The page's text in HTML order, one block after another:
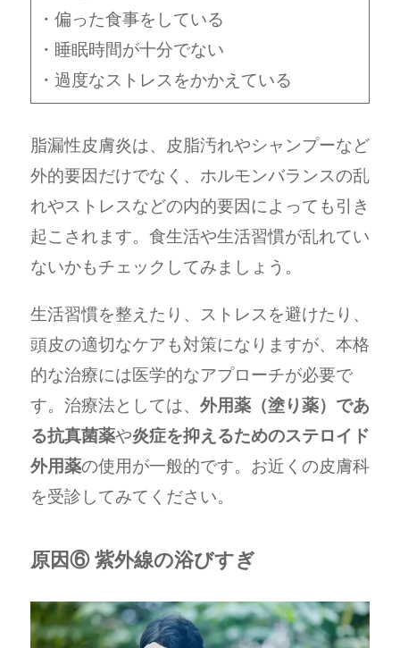
・偏った食事をしている
・睡眠時間が十分でない
・過度なストレスをかかえている
脂漏性皮膚炎は、皮脂汚れやシャンプーなど
外的要因だけでなく、ホルモンバランスの乱
れやストレスなどの内的要因によっても引き
起こされます。食生活や生活習慣が乱れてい
ないかもチェックしてみましょう。
生活習慣を整えたり、ストレスを避けたり、
頭皮の適切なケアも対策になりますが、本格
的な治療には医学的なアプローチが必要で
す。治療法としては、 外用薬（塗り薬）であ
る抗真菌薬や炎症を抑えるためのステロイド
外用薬の使用が一般的です。お近くの皮膚科
を受診してみてください。
原因⑥ 紫外線の浴びすぎ